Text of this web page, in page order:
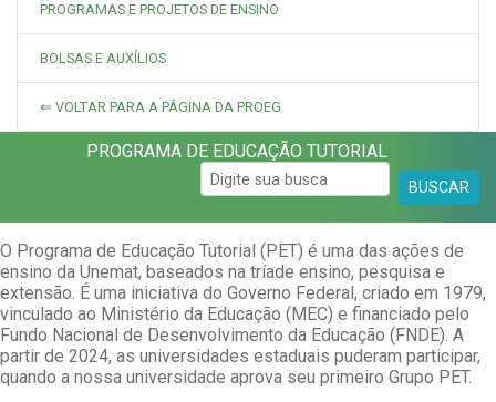
PROGRAMAS E PROJETOS DE ENSINO
BOLSAS E AUXÍLIOS
⇐ VOLTAR PARA A PÁGINA DA PROEG
PROGRAMA DE EDUCAÇÃO TUTORIAL
BUSCAR
O Programa de Educação Tutorial (PET) é uma das ações de
ensino da Unemat, baseados na tríade ensino, pesquisa e
extensão. É uma iniciativa do Governo Federal, criado em 1979,
vinculado ao Ministério da Educação (MEC) e financiado pelo
Fundo Nacional de Desenvolvimento da Educação (FNDE). A
partir de 2024, as universidades estaduais puderam participar,
quando a nossa universidade aprova seu primeiro Grupo PET.